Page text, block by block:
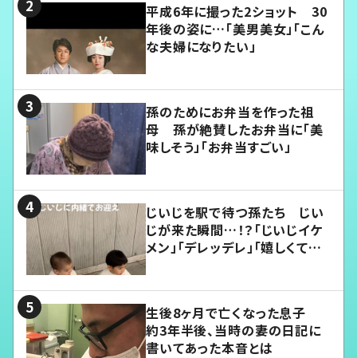
平成6年に撮った2ショット 30
年後の姿に…「美男美女」「こん
な夫婦になりたい」
孫のためにお弁当を作った祖
母 孫が絶賛したお弁当に「美
味しそう」「お弁当すごい」
じいじを駅で待つ孫たち じい
じが来た瞬間…！？「じいじイケ
メン」「デレッデレ」「嬉しくて可
生後8ヶ月で亡くなった息子
約3年半後、当時の妻の日記に
書いてあった本音とは